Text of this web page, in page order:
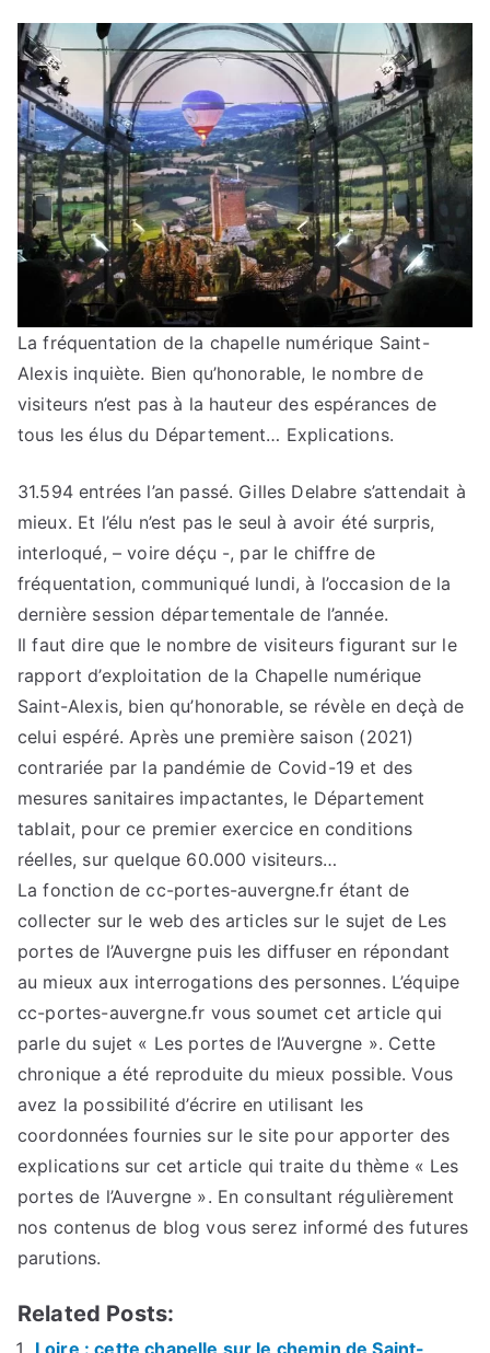
La fréquentation de la chapelle numérique Saint-
Alexis inquiète. Bien qu’honorable, le nombre de
visiteurs n’est pas à la hauteur des espérances de
tous les élus du Département… Explications.
31.594 entrées l’an passé. Gilles Delabre s’attendait à
mieux. Et l’élu n’est pas le seul à avoir été surpris,
interloqué, – voire déçu -, par le chiffre de
fréquentation, communiqué lundi, à l’occasion de la
dernière session départementale de l’année.
Il faut dire que le nombre de visiteurs figurant sur le
rapport d’exploitation de la Chapelle numérique
Saint-Alexis, bien qu’honorable, se révèle en deçà de
celui espéré. Après une première saison (2021)
contrariée par la pandémie de Covid-19 et des
mesures sanitaires impactantes, le Département
tablait, pour ce premier exercice en conditions
réelles, sur quelque 60.000 visiteurs…
La fonction de cc-portes-auvergne.fr étant de
collecter sur le web des articles sur le sujet de Les
portes de l’Auvergne puis les diffuser en répondant
au mieux aux interrogations des personnes. L’équipe
cc-portes-auvergne.fr vous soumet cet article qui
parle du sujet « Les portes de l’Auvergne ». Cette
chronique a été reproduite du mieux possible. Vous
avez la possibilité d’écrire en utilisant les
coordonnées fournies sur le site pour apporter des
explications sur cet article qui traite du thème « Les
portes de l’Auvergne ». En consultant régulièrement
nos contenus de blog vous serez informé des futures
parutions.
Related Posts:
Loire : cette chapelle sur le chemin de Saint-